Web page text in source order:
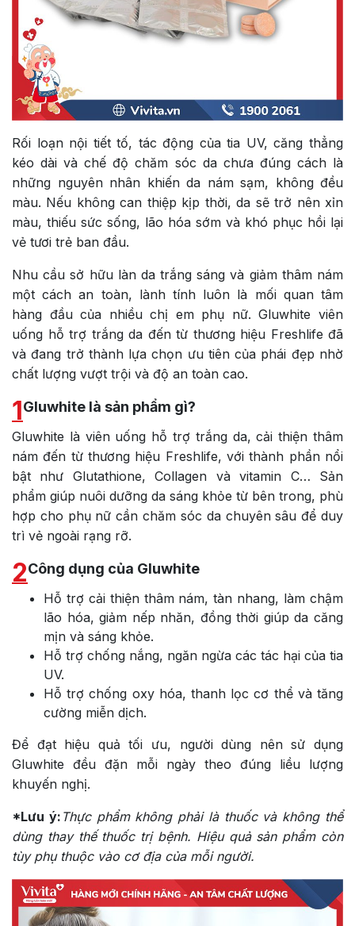
Rối loạn nội tiết tố, tác động của tia UV, căng thẳng
kéo dài và chế độ chăm sóc da chưa đúng cách là
những nguyên nhân khiến da nám sạm, không đều
màu. Nếu không can thiệp kịp thời, da sẽ trở nên xỉn
màu, thiếu sức sống, lão hóa sớm và khó phục hồi lại
vẻ tươi trẻ ban đầu.
Nhu cầu sở hữu làn da trắng sáng và giảm thâm nám
một cách an toàn, lành tính luôn là mối quan tâm
hàng đầu của nhiều chị em phụ nữ. Gluwhite viên
uống hỗ trợ trắng da đến từ thương hiệu Freshlife đã
và đang trở thành lựa chọn ưu tiên của phái đẹp nhờ
chất lượng vượt trội và độ an toàn cao.
1Gluwhite là sản phẩm gì?
Gluwhite là viên uống hỗ trợ trắng da, cải thiện thâm
nám đến từ thương hiệu Freshlife, với thành phần nổi
bật như Glutathione, Collagen và vitamin C… Sản
phẩm giúp nuôi dưỡng da sáng khỏe từ bên trong, phù
hợp cho phụ nữ cần chăm sóc da chuyên sâu để duy
trì vẻ ngoài rạng rỡ.
2Công dụng của Gluwhite
Hỗ trợ cải thiện thâm nám, tàn nhang, làm chậm
lão hóa, giảm nếp nhăn, đồng thời giúp da căng
mịn và sáng khỏe.
Hỗ trợ chống nắng, ngăn ngừa các tác hại của tia
UV.
Hỗ trợ chống oxy hóa, thanh lọc cơ thể và tăng
cường miễn dịch.
Để đạt hiệu quả tối ưu, người dùng nên sử dụng
Gluwhite đều đặn mỗi ngày theo đúng liều lượng
khuyến nghị.
*Lưu ý: Thực phẩm không phải là thuốc và không thể
dùng thay thế thuốc trị bệnh. Hiệu quả sản phẩm còn
tùy phụ thuộc vào cơ địa của mỗi người.